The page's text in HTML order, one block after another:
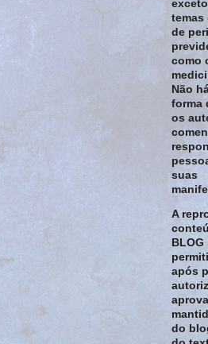
temas
de
como
Não
forma
os
suas
A
BLOG
após
do